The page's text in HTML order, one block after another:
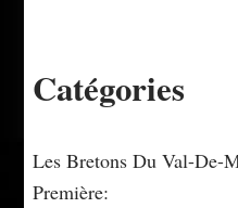
Catégories
Les Bretons Du Val-De-
Première: